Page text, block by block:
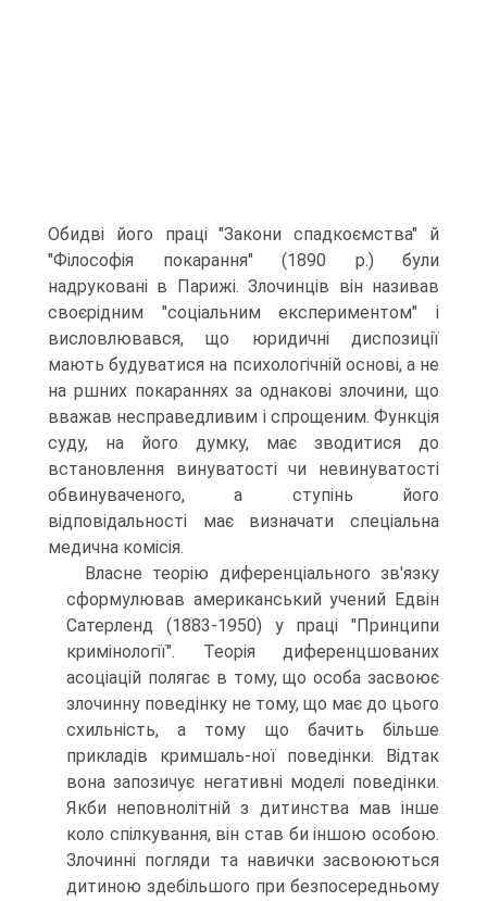
Обидві його праці "Закони спадкоємства" й
"Філософія покарання" (1890 р.) були
надруковані в Парижі. Злочинців він називав
своєрідним "соціальним експериментом" і
висловлювався, що юридичні диспозиції
мають будуватися на психологічній основі, а не
на ршних покараннях за однакові злочини, що
вважав несправедливим і спрощеним. Функція
суду, на його думку, має зводитися до
встановлення винуватості чи невинуватості
обвинуваченого, а ступінь його
відповідальності має визначати спеціальна
медична комісія.
Власне теорію диференціального зв'язку
сформулював американський учений Едвін
Сатерленд (1883-1950) у праці "Принципи
кримінології". Теорія диференцшованих
асоціацій полягає в тому, що особа засвоює
злочинну поведінку не тому, що має до цього
схильність, а тому що бачить більше
прикладів кримшаль-ної поведінки. Відтак
вона запозичує негативні моделі поведінки.
Якби неповнолітній з дитинства мав інше
коло спілкування, він став би іншою особою.
Злочинні погляди та навички засвоюються
дитиною здебільшого при безпосередньому